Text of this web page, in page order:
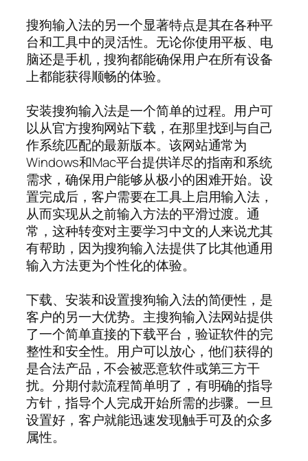
搜狗输入法的另一个显著特点是其在各种平
台和工具中的灵活性。无论你使用平板、电
脑还是手机，搜狗都能确保用户在所有设备
上都能获得顺畅的体验。
安装搜狗输入法是一个简单的过程。用户可
以从官方搜狗网站下载，在那里找到与自己
作系统匹配的最新版本。该网站通常为
Windows和Mac平台提供详尽的指南和系统
需求，确保用户能够从极小的困难开始。设
置完成后，客户需要在工具上启用输入法，
从而实现从之前输入方法的平滑过渡。通
常，这种转变对主要学习中文的人来说尤其
有帮助，因为搜狗输入法提供了比其他通用
输入方法更为个性化的体验。
下载、安装和设置搜狗输入法的简便性，是
客户的另一大优势。主搜狗输入法网站提供
了一个简单直接的下载平台，验证软件的完
整性和安全性。用户可以放心，他们获得的
是合法产品，不会被恶意软件或第三方干
扰。分期付款流程简单明了，有明确的指导
方针，指导个人完成开始所需的步骤。一旦
设置好，客户就能迅速发现触手可及的众多
属性。